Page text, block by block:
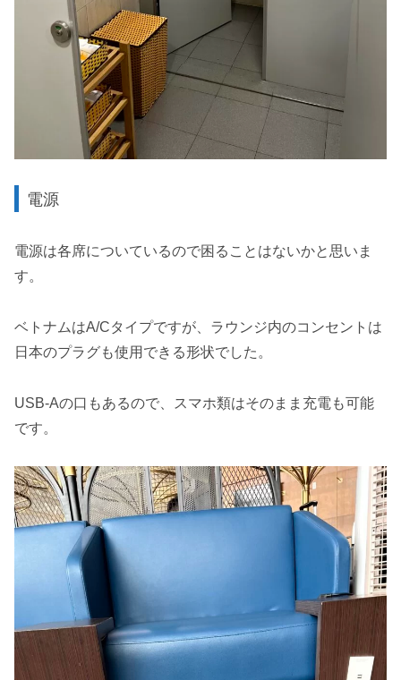
電源
電源は各席についているので困ることはないかと思いま
す。
ベトナムはA/Cタイプですが、ラウンジ内のコンセントは
日本のプラグも使用できる形状でした。
USB-Aの口もあるので、スマホ類はそのまま充電も可能
です。